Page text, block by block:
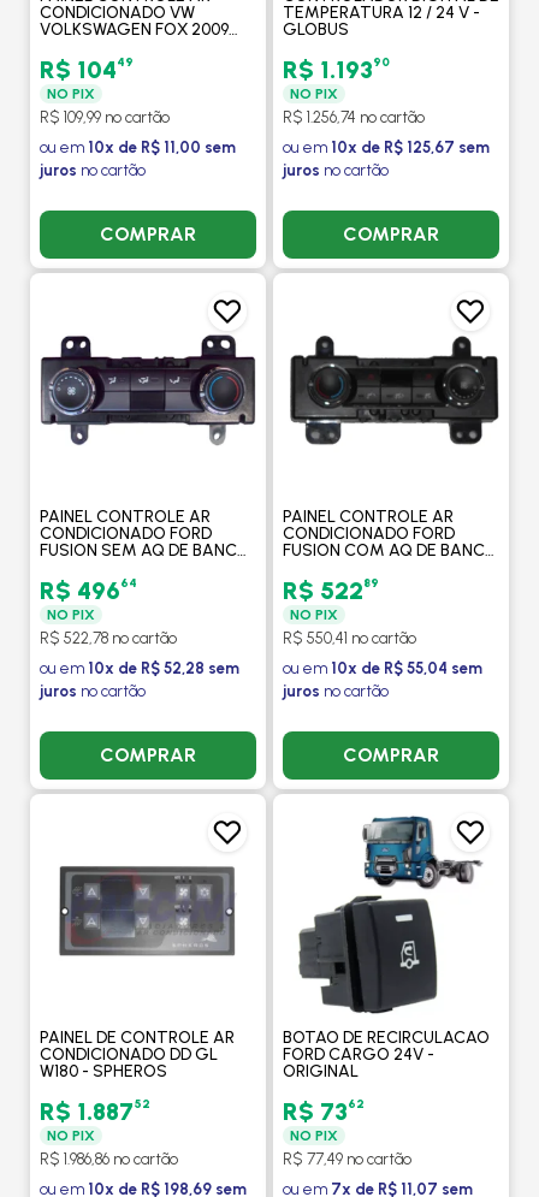
CONDICIONADO VW
VOLKSWAGEN FOX 2009
SIBERIAN - TRW
R$ 10449
NO PIX
R$ 109,99 no cartão
ou em 10x de R$ 11,00 sem
juros no cartão
COMPRAR
TEMPERATURA 12 / 24 V -
GLOBUS
R$ 1.19390
NO PIX
R$ 1.256,74 no cartão
ou em 10x de R$ 125,67 sem
juros no cartão
COMPRAR
PAINEL CONTROLE AR
CONDICIONADO FORD
FUSION SEM AQ DE BANCO
R$ 49664
NO PIX
R$ 522,78 no cartão
ou em 10x de R$ 52,28 sem
juros no cartão
COMPRAR
PAINEL CONTROLE AR
CONDICIONADO FORD
FUSION COM AQ DE BANCO
R$ 52289
NO PIX
R$ 550,41 no cartão
ou em 10x de R$ 55,04 sem
juros no cartão
COMPRAR
PAINEL DE CONTROLE AR
CONDICIONADO DD GL
W180 - SPHEROS
R$ 1.88752
NO PIX
R$ 1.986,86 no cartão
ou em 10x de R$ 198,69 sem
BOTAO DE RECIRCULACAO
FORD CARGO 24V -
ORIGINAL
R$ 7362
NO PIX
R$ 77,49 no cartão
ou em 7x de R$ 11,07 sem